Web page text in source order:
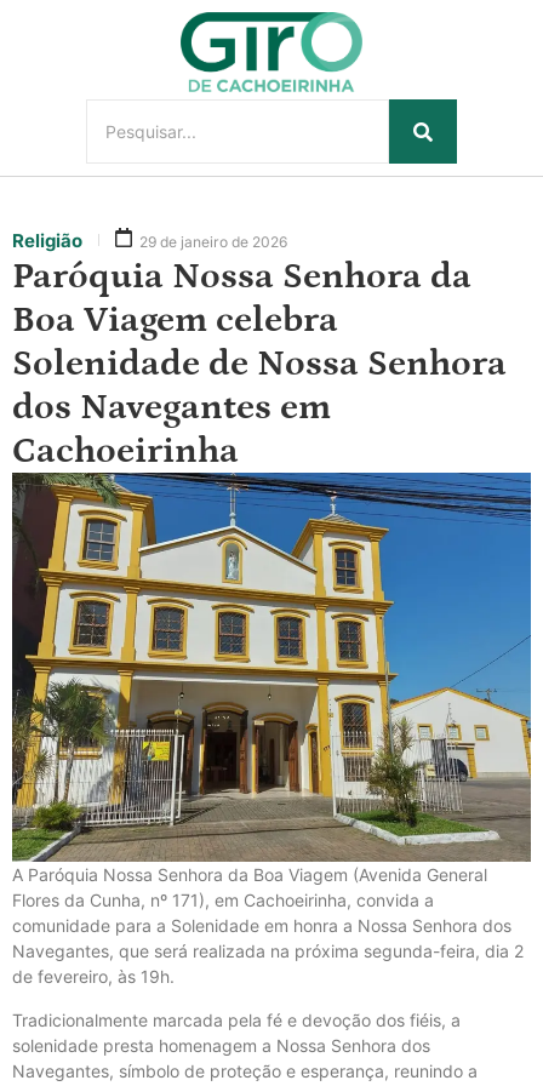
Religião 29 de janeiro de 2026
Paróquia Nossa Senhora da
Boa Viagem celebra
Solenidade de Nossa Senhora
dos Navegantes em
Cachoeirinha
A Paróquia Nossa Senhora da Boa Viagem (Avenida General
Flores da Cunha, nº 171), em Cachoeirinha, convida a
comunidade para a Solenidade em honra a Nossa Senhora dos
Navegantes, que será realizada na próxima segunda-feira, dia 2
de fevereiro, às 19h.
Tradicionalmente marcada pela fé e devoção dos fiéis, a
solenidade presta homenagem a Nossa Senhora dos
Navegantes, símbolo de proteção e esperança, reunindo a